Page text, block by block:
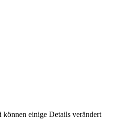
einige Details verändert